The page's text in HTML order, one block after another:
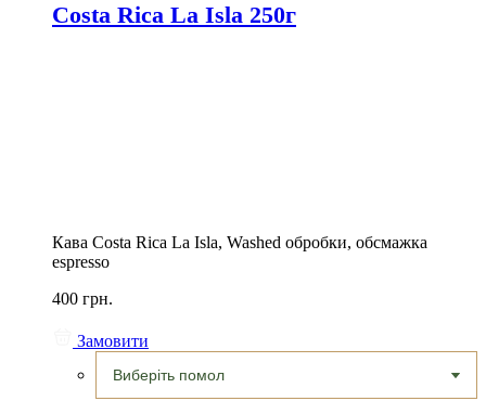
Costa Rica La Isla 250г
Кава Costa Rica La Isla, Washed обробки, обсмажка
espresso
400 грн.
Замовити